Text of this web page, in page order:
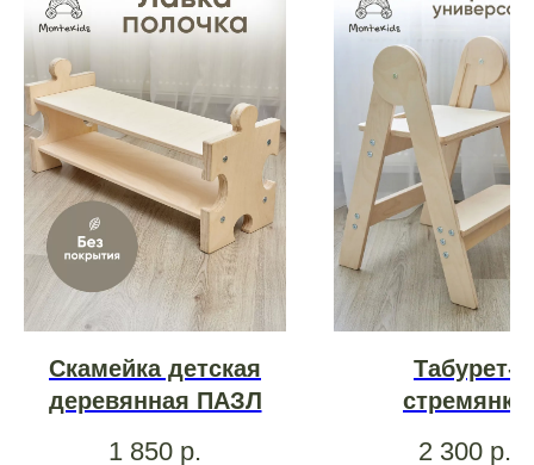
Скамейка детская
деревянная ПАЗЛ
1 850 р.
Табурет-
стремянка
2 300 р.